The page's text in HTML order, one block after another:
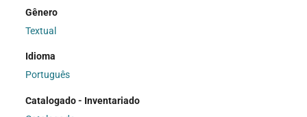
Gênero
Textual
Idioma
Português
Catalogado - Inventariado